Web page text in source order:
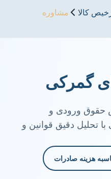
کالا
مشاوره
گمرکی
حقوق ورودی و
تحلیل دقیق قوانین و
هزینه صادرات